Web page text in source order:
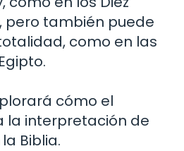
pero también puede
como en las
cómo el
la interpretación de
Biblia.